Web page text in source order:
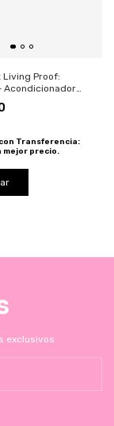
Living Proof:
Acondicionador
con Transferencia:
mejor precio.
exclusivos